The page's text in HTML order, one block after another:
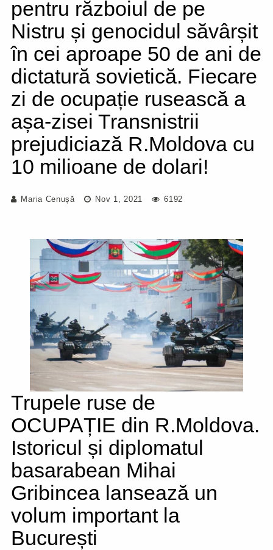
pentru războiul de pe
Nistru și genocidul săvârșit
în cei aproape 50 de ani de
dictatură sovietică. Fiecare
zi de ocupație rusească a
așa-zisei Transnistrii
prejudiciază R.Moldova cu
10 milioane de dolari!
Maria Cenușă Nov 1, 2021 6192
Trupele ruse de
OCUPAȚIE din R.Moldova.
Istoricul și diplomatul
basarabean Mihai
Gribincea lansează un
volum important la
București